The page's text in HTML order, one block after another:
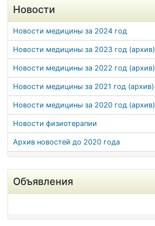
Новости
Новости медицины за 2024 год
Новости медицины за 2023 год (архив)
Новости медицины за 2022 год (архив)
Новости медицины за 2021 год (архив)
Новости медицины за 2020 год (архив)
Новости физиотерапии
Архив новостей до 2020 года
Объявления